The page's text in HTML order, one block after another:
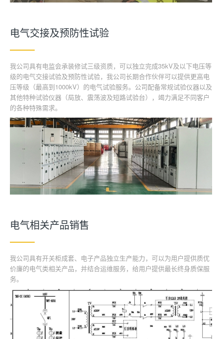
电气交接及预防性试验
我公司具有电监会承装修试三级资质，可以独立完成35kV及以下电压等
级的电气交接试验及预防性试验，我公司长期合作伙伴可以提供更高电
压等级（最高到1000kV）的电气试验服务。公司配备常规试验仪器以及
其他特种试验仪器（局放、震荡波及短路试验台），竭力满足不同客户
的各种特殊需求。
电气相关产品销售
我公司具有开关柜成套、电子产品独立生产能力，可以为用户提供质优
价廉的电气类相关产品，并结合运维服务，给用户提供最长终身质保服
务。